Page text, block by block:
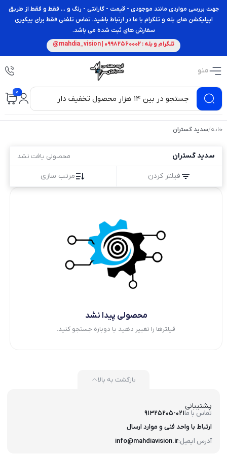
جهت بررسی مواردی مانند موجودی - قیمت - گارانتی - رنگ و ... فقط و فقط از طریق
اپیلیکشن های بله و تلگرام با ما در ارتباط باشید. تماس تلفنی فقط برای پیگیری
سفارش های ثبت شده می باشد.
تلگرام و بله : 09982560002 | mahdia_vision@
منو
0
خانه/سدید گستران
سدید گستران محصولی یافت نشد
فیلتر کردن مرتب سازی
محصولی پیدا نشد
فیلترها را تغییر دهید یا دوباره جستجو کنید.
پشتیبانی
تماس با ما91325205-021
آدرس ایمیل:info@mahdiavision.ir
ارتباط با واحد فنی و موارد ارسال
بازگشت به بالا